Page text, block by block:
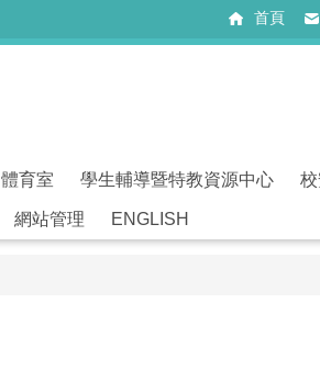
首頁
體育室 學生輔導暨特教資源中心
網站管理 ENGLISH